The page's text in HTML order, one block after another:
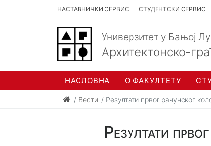
НАСТАВНИЧКИ СЕРВИС СТУДЕНТСКИ СЕРВИС
Универзитет у Бањој
Архитектонско-
НАСЛОВНА О ФАКУЛТЕТУ
Вести Резултати првог рачунског
Резултати